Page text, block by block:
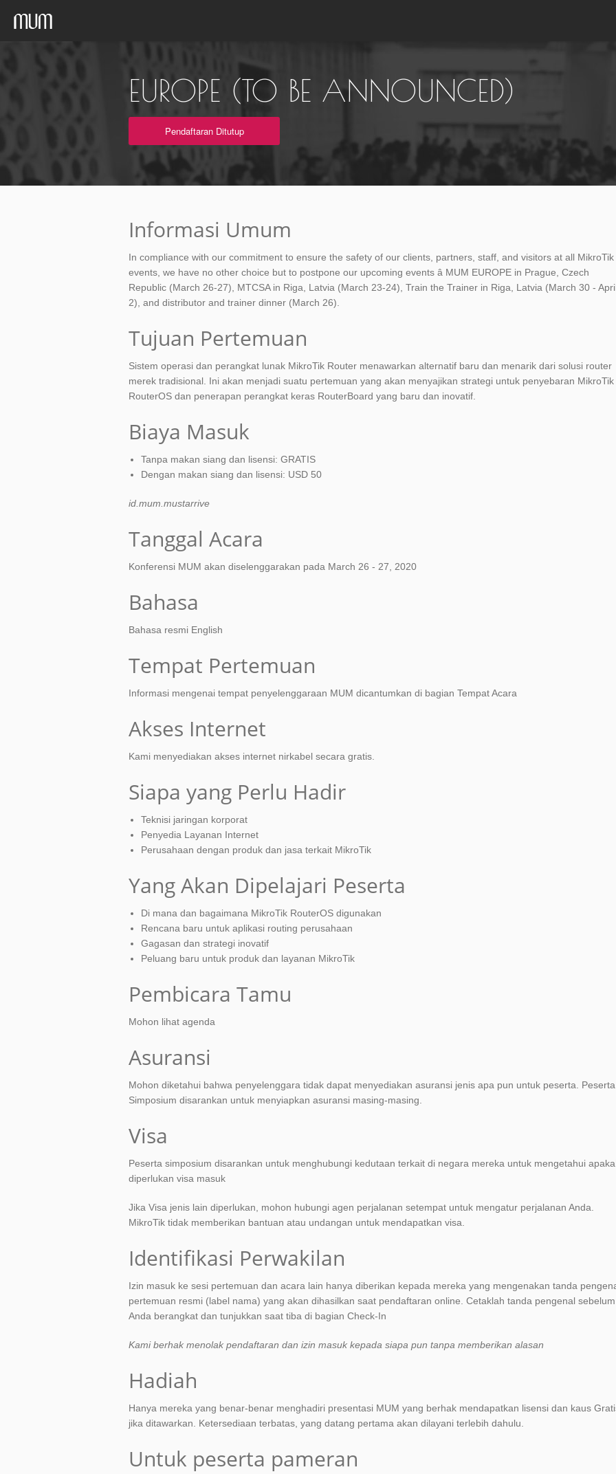
EUROPE (TO BE ANNOUNCED)
Pendaftaran Ditutup
Informasi Umum
In compliance with our commitment to ensure the safety of our clients, partners, staff, and visitors at all MikroTik
events, we have no other choice but to postpone our upcoming events â MUM EUROPE in Prague, Czech
Republic (March 26-27), MTCSA in Riga, Latvia (March 23-24), Train the Trainer in Riga, Latvia (March 30 -
2), and distributor and trainer dinner (March 26).
Tujuan Pertemuan
Sistem operasi dan perangkat lunak MikroTik Router menawarkan alternatif baru dan menarik dari solusi router
merek tradisional. Ini akan menjadi suatu pertemuan yang akan menyajikan strategi untuk penyebaran MikroTik
RouterOS dan penerapan perangkat keras RouterBoard yang baru dan inovatif.
Biaya Masuk
Tanpa makan siang dan lisensi: GRATIS
Dengan makan siang dan lisensi: USD 50
id.mum.mustarrive
Tanggal Acara
Konferensi MUM akan diselenggarakan pada March 26 - 27, 2020
Bahasa
Bahasa resmi English
Tempat Pertemuan
Informasi mengenai tempat penyelenggaraan MUM dicantumkan di bagian Tempat Acara
Akses Internet
Kami menyediakan akses internet nirkabel secara gratis.
Siapa yang Perlu Hadir
Teknisi jaringan korporat
Penyedia Layanan Internet
Perusahaan dengan produk dan jasa terkait MikroTik
Yang Akan Dipelajari Peserta
Di mana dan bagaimana MikroTik RouterOS digunakan
Rencana baru untuk aplikasi routing perusahaan
Gagasan dan strategi inovatif
Peluang baru untuk produk dan layanan MikroTik
Pembicara Tamu
Mohon lihat agenda
Asuransi
Mohon diketahui bahwa penyelenggara tidak dapat menyediakan asuransi jenis apa pun untuk peserta. Peserta
Simposium disarankan untuk menyiapkan asuransi masing-masing.
Visa
Peserta simposium disarankan untuk menghubungi kedutaan terkait di negara mereka untuk mengetahui
diperlukan visa masuk
Jika Visa jenis lain diperlukan, mohon hubungi agen perjalanan setempat untuk mengatur perjalanan Anda.
MikroTik tidak memberikan bantuan atau undangan untuk mendapatkan visa.
Identifikasi Perwakilan
Izin masuk ke sesi pertemuan dan acara lain hanya diberikan kepada mereka yang mengenakan tanda
pertemuan resmi (label nama) yang akan dihasilkan saat pendaftaran online. Cetaklah tanda pengenal sebelum
Anda berangkat dan tunjukkan saat tiba di bagian Check-In
Kami berhak menolak pendaftaran dan izin masuk kepada siapa pun tanpa memberikan alasan
Hadiah
Hanya mereka yang benar-benar menghadiri presentasi MUM yang berhak mendapatkan lisensi dan kaus
jika ditawarkan. Ketersediaan terbatas, yang datang pertama akan dilayani terlebih dahulu.
Untuk peserta pameran